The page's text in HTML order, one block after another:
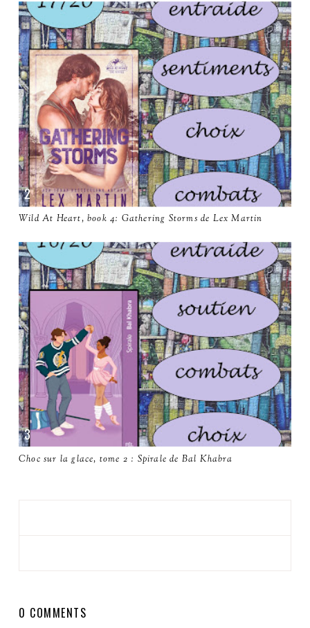
Wild At Heart, book 4: Gathering Storms de Lex Martin
Choc sur la glace, tome 2 : Spirale de Bal Khabra
0 COMMENTS